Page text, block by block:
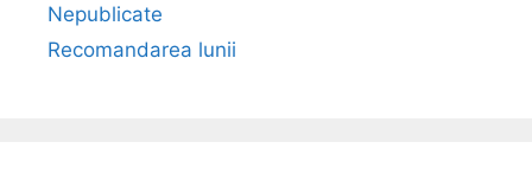
Nepublicate
Recomandarea lunii